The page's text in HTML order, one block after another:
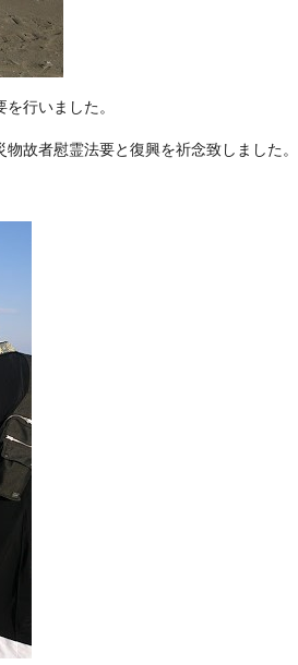
行いました。
故者慰霊法要と復興を祈念致しました。